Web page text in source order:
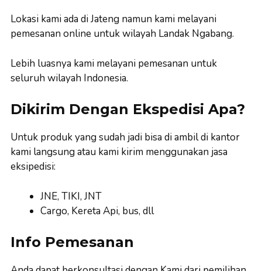
Lokasi kami ada di Jateng namun kami melayani
pemesanan online untuk wilayah Landak Ngabang.
Lebih luasnya kami melayani pemesanan untuk
seluruh wilayah Indonesia.
Dikirim Dengan Ekspedisi Apa?
Untuk produk yang sudah jadi bisa di ambil di kantor
kami langsung atau kami kirim menggunakan jasa
eksipedisi:
JNE, TIKI, JNT
Cargo, Kereta Api, bus, dll
Info Pemesanan